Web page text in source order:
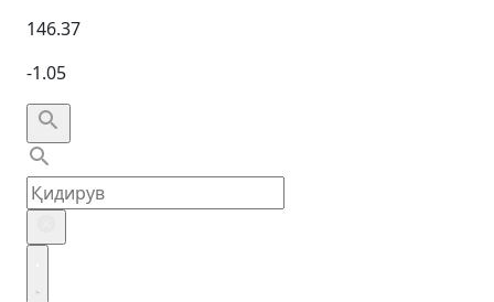
146.37
-1.05